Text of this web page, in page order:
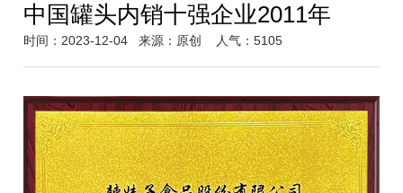
中国罐头内销十强企业2011年
时间：2023-12-04 来源：原创 人气：5105